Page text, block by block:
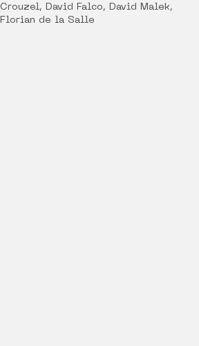
Crouzel, David Falco, David Malek,
Florian de la Salle